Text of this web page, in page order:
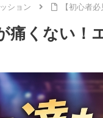
ション 【初心者
痛くない